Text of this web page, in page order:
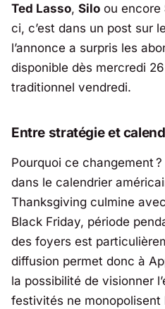
Ted Lasso, Silo ou encore
ci, c’est dans un post sur
l’annonce a surpris les
disponible dès mercredi
traditionnel vendredi.
Entre stratégie et
Pourquoi ce changement
dans le calendrier
Thanksgiving culmine
Black Friday, période
des foyers est
diffusion permet donc à
la possibilité de visionner
festivités ne